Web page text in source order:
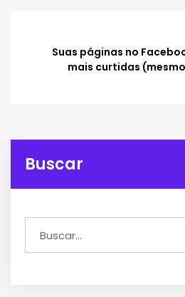
Suas páginas no
mais curtidas
Buscar